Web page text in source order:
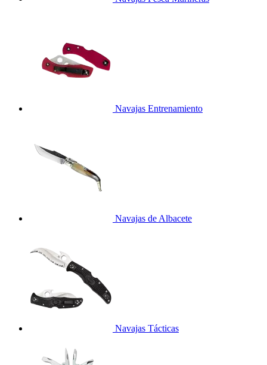
Navajas Entrenamiento
Navajas de Albacete
Navajas Tácticas